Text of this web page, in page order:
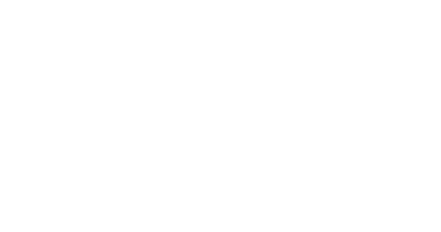
kot in Antwerpen?